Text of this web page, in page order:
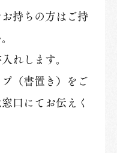
持ちの方はご持
れします。
（書置き）をご
口にてお伝えく